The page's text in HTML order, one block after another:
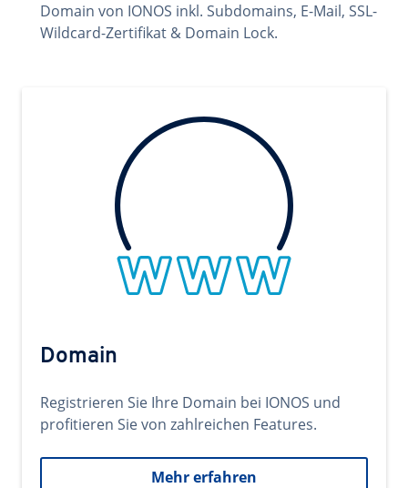
Domain von IONOS inkl. Subdomains, E-Mail, SSL-
Wildcard-Zertifikat & Domain Lock.
Domain
Registrieren Sie Ihre Domain bei IONOS und
profitieren Sie von zahlreichen Features.
Mehr erfahren